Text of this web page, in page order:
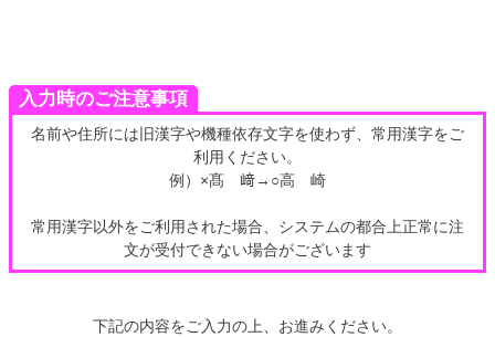
入力時のご注意事項
名前や住所には旧漢字や機種依存文字を使わず、常用漢字をご
利用ください。
例）×髙 﨑→○高 崎
常用漢字以外をご利用された場合、システムの都合上正常に注
文が受付できない場合がございます
下記の内容をご入力の上、お進みください。